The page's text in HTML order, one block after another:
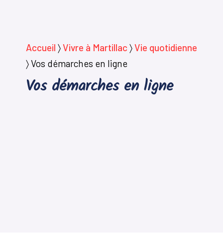
Accueil 〉Vivre à Martillac 〉Vie quotidienne
〉Vos démarches en ligne
Vos démarches en ligne